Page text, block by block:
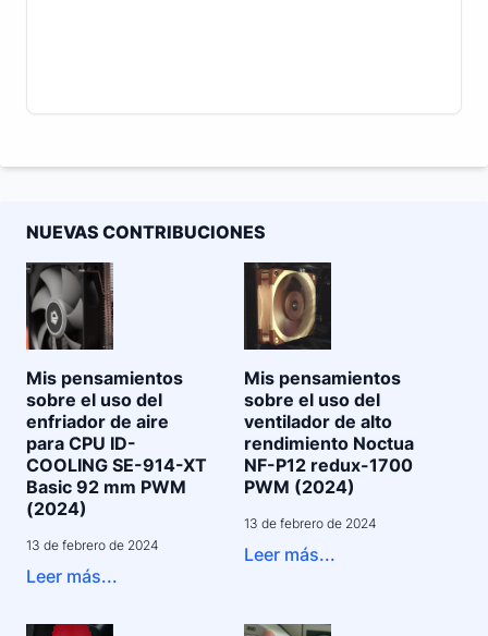
NUEVAS CONTRIBUCIONES
Mis pensamientos
sobre el uso del
enfriador de aire
para CPU ID-
COOLING SE-914-XT
Basic 92 mm PWM
(2024)
13 de febrero de 2024
Leer más...
Mis pensamientos
sobre el uso del
ventilador de alto
rendimiento Noctua
NF-P12 redux-1700
PWM (2024)
13 de febrero de 2024
Leer más...